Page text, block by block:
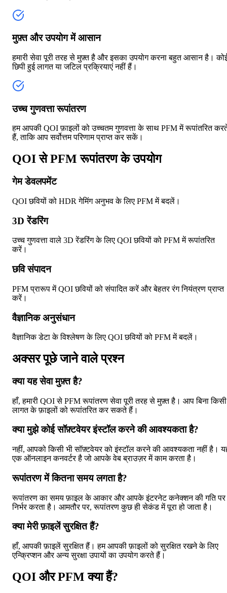
मुफ़्त और उपयोग में आसान
हमारी सेवा पूरी तरह से मुफ़्त है और इसका उपयोग करना बहुत आसान है।
छिपी हुई लागत या जटिल प्रक्रियाएं नहीं हैं।
उच्च गुणवत्ता रूपांतरण
हम आपकी QOI फ़ाइलों को उच्चतम गुणवत्ता के साथ PFM में रूपांतरित
हैं, ताकि आप सर्वोत्तम परिणाम प्राप्त कर सकें।
QOI से PFM रूपांतरण के उपयोग
गेम डेवलपमेंट
QOI छवियों को HDR गेमिंग अनुभव के लिए PFM में बदलें।
3D रेंडरिंग
उच्च गुणवत्ता वाले 3D रेंडरिंग के लिए QOI छवियों को PFM में रूपांतरित
करें।
छवि संपादन
PFM प्रारूप में QOI छवियों को संपादित करें और बेहतर रंग नियंत्रण प्राप्त
करें।
वैज्ञानिक अनुसंधान
वैज्ञानिक डेटा के विश्लेषण के लिए QOI छवियों को PFM में बदलें।
अक्सर पूछे जाने वाले प्रश्न
क्या यह सेवा मुफ़्त है?
हाँ, हमारी QOI से PFM रूपांतरण सेवा पूरी तरह से मुफ़्त है। आप बिना किसी
लागत के फ़ाइलों को रूपांतरित कर सकते हैं।
क्या मुझे कोई सॉफ़्टवेयर इंस्टॉल करने की आवश्यकता है?
नहीं, आपको किसी भी सॉफ़्टवेयर को इंस्टॉल करने की आवश्यकता नहीं है।
एक ऑनलाइन कनवर्टर है जो आपके वेब ब्राउज़र में काम करता है।
रूपांतरण में कितना समय लगता है?
रूपांतरण का समय फ़ाइल के आकार और आपके इंटरनेट कनेक्शन की गति पर
निर्भर करता है। आमतौर पर, रूपांतरण कुछ ही सेकंड में पूरा हो जाता है।
क्या मेरी फ़ाइलें सुरक्षित हैं?
हाँ, आपकी फ़ाइलें सुरक्षित हैं। हम आपकी फ़ाइलों को सुरक्षित रखने के लिए
एन्क्रिप्शन और अन्य सुरक्षा उपायों का उपयोग करते हैं।
QOI और PFM क्या हैं?